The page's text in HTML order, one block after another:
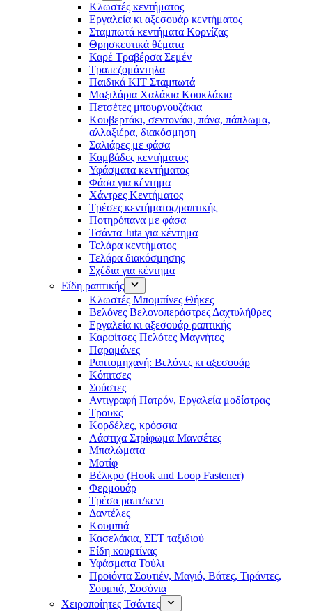
Κλωστές κεντήματος
Eργαλεία κι αξεσουάρ κεντήματος
Σταμπωτά κεντήματα Κορνίζας
Θρησκευτικά θέματα
Καρέ Τραβέρσα Σεμέν
Τραπεζομάντηλα
Παιδικά KIT Σταμπωτά
Μαξιλάρια Χαλάκια Κουκλάκια
Πετσέτες μπουρνουζάκια
Κουβερτάκι, σεντονάκι, πάνα, πάπλωμα,
αλλαξιέρα, διακόσμηση
Σαλιάρες με φάσα
Καμβάδες κεντήματος
Υφάσματα κεντήματος
Φάσα για κέντημα
Χάντρες Κεντήματος
Τρέσες κεντήματος/ραπτικής
Ποτηρόπανα με φάσα
Τσάντα Juta για κέντημα
Τελάρα κεντήματος
Τελάρα διακόσμησης
Σχέδια για κέντημα
Είδη ραπτικής
Κλωστές Μπομπίνες Θήκες
Βελόνες Βελονοπεράστρες Δαχτυλήθρες
Εργαλεία κι αξεσουάρ ραπτικής
Καρφίτσες Πελότες Μαγνήτες
Παραμάνες
Ραπτομηχανή: Βελόνες κι αξεσουάρ
Κόπιτσες
Σούστες
Αντιγραφή Πατρόν, Εργαλεία μοδίστρας
Τρουκς
Κορδέλες, κρόσσια
Λάστιχα Στρίφωμα Μανσέτες
Μπαλώματα
Mοτίφ
Βέλκρο (Hook and Loop Fastener)
Φερμουάρ
Τρέσα ραπτ/κεντ
Δαντέλες
Κουμπιά
Κασελάκια, ΣΕΤ ταξιδιού
Είδη κουρτίνας
Υφάσματα Τούλι
Προϊόντα Σουτιέν, Μαγιό, Βάτες, Τιράντες,
Σουμπά, Σοσόνια
Χειροποίητες Τσάντες